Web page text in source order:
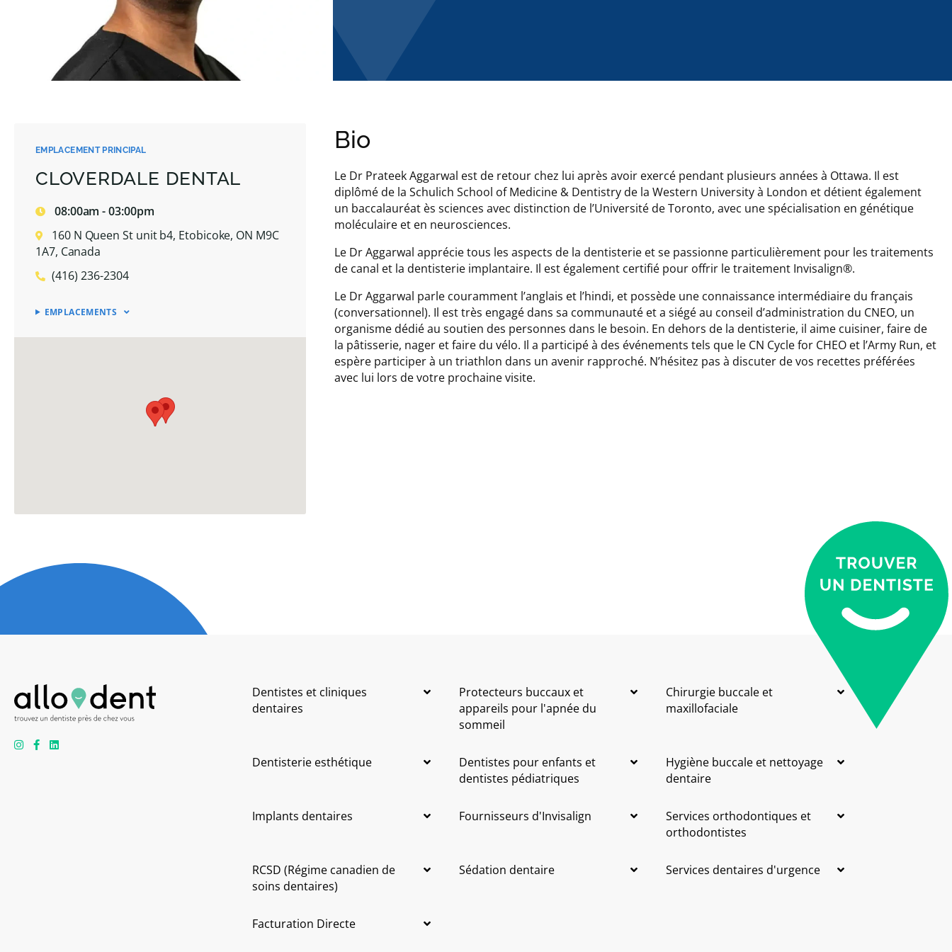
EMPLACEMENT PRINCIPAL
CLOVERDALE DENTAL
08:00am - 03:00pm
160 N Queen St unit b4, Etobicoke, ON M9C
1A7, Canada
(416) 236-2304
EMPLACEMENTS
Bio
Le Dr Prateek Aggarwal est de retour chez lui après avoir exercé pendant plusieurs années à Ottawa. Il est
diplômé de la Schulich School of Medicine & Dentistry de la Western University à London et détient également
un baccalauréat ès sciences avec distinction de l’Université de Toronto, avec une spécialisation en génétique
moléculaire et en neurosciences.
Le Dr Aggarwal apprécie tous les aspects de la dentisterie et se passionne particulièrement pour les traitements
de canal et la dentisterie implantaire. Il est également certifié pour offrir le traitement Invisalign®.
Le Dr Aggarwal parle couramment l’anglais et l’hindi, et possède une connaissance intermédiaire du français
(conversationnel). Il est très engagé dans sa communauté et a siégé au conseil d’administration du CNEO, un
organisme dédié au soutien des personnes dans le besoin. En dehors de la dentisterie, il aime cuisiner, faire de
la pâtisserie, nager et faire du vélo. Il a participé à des événements tels que le CN Cycle for CHEO et l’Army Run, et
espère participer à un triathlon dans un avenir rapproché. N’hésitez pas à discuter de vos recettes préférées
avec lui lors de votre prochaine visite.
Dentistes et cliniques
dentaires
Protecteurs buccaux et
appareils pour l'apnée du
sommeil
Chirurgie buccale et
maxillofaciale
Dentisterie esthétique
Dentistes pour enfants et
dentistes pédiatriques
Hygiène buccale et nettoyage
dentaire
Implants dentaires Fournisseurs d'Invisalign
Services orthodontiques et
orthodontistes
RCSD (Régime canadien de
soins dentaires)
Sédation dentaire Services dentaires d'urgence
Facturation Directe